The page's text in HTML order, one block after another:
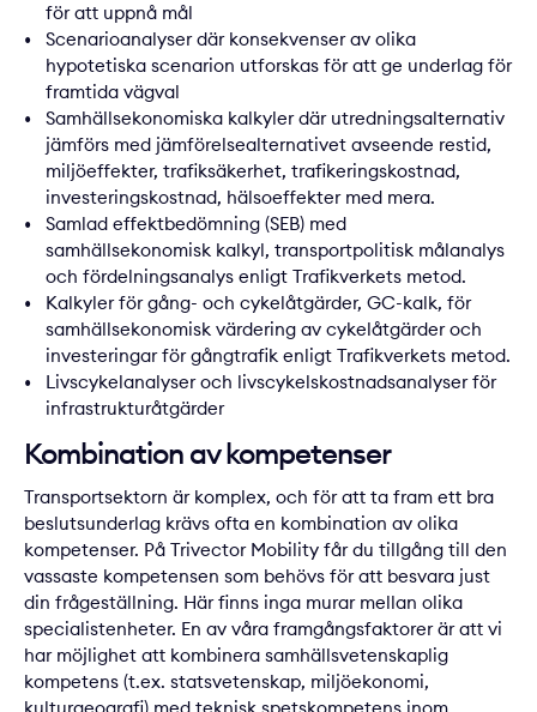
för att uppnå mål
Scenarioanalyser där konsekvenser av olika
hypotetiska scenarion utforskas för att ge underlag för
framtida vägval
Samhällsekonomiska kalkyler där utredningsalternativ
jämförs med jämförelsealternativet avseende restid,
miljöeffekter, trafiksäkerhet, trafikeringskostnad,
investeringskostnad, hälsoeffekter med mera.
Samlad effektbedömning (SEB) med
samhällsekonomisk kalkyl, transportpolitisk målanalys
och fördelningsanalys enligt Trafikverkets metod.
Kalkyler för gång- och cykelåtgärder, GC-kalk, för
samhällsekonomisk värdering av cykelåtgärder och
investeringar för gångtrafik enligt Trafikverkets metod.
Livscykelanalyser och livscykelskostnadsanalyser för
infrastrukturåtgärder
Kombination av kompetenser
Transportsektorn är komplex, och för att ta fram ett bra
beslutsunderlag krävs ofta en kombination av olika
kompetenser. På Trivector Mobility får du tillgång till den
vassaste kompetensen som behövs för att besvara just
din frågeställning. Här finns inga murar mellan olika
specialistenheter. En av våra framgångsfaktorer är att vi
har möjlighet att kombinera samhällsvetenskaplig
kompetens (t.ex. statsvetenskap, miljöekonomi,